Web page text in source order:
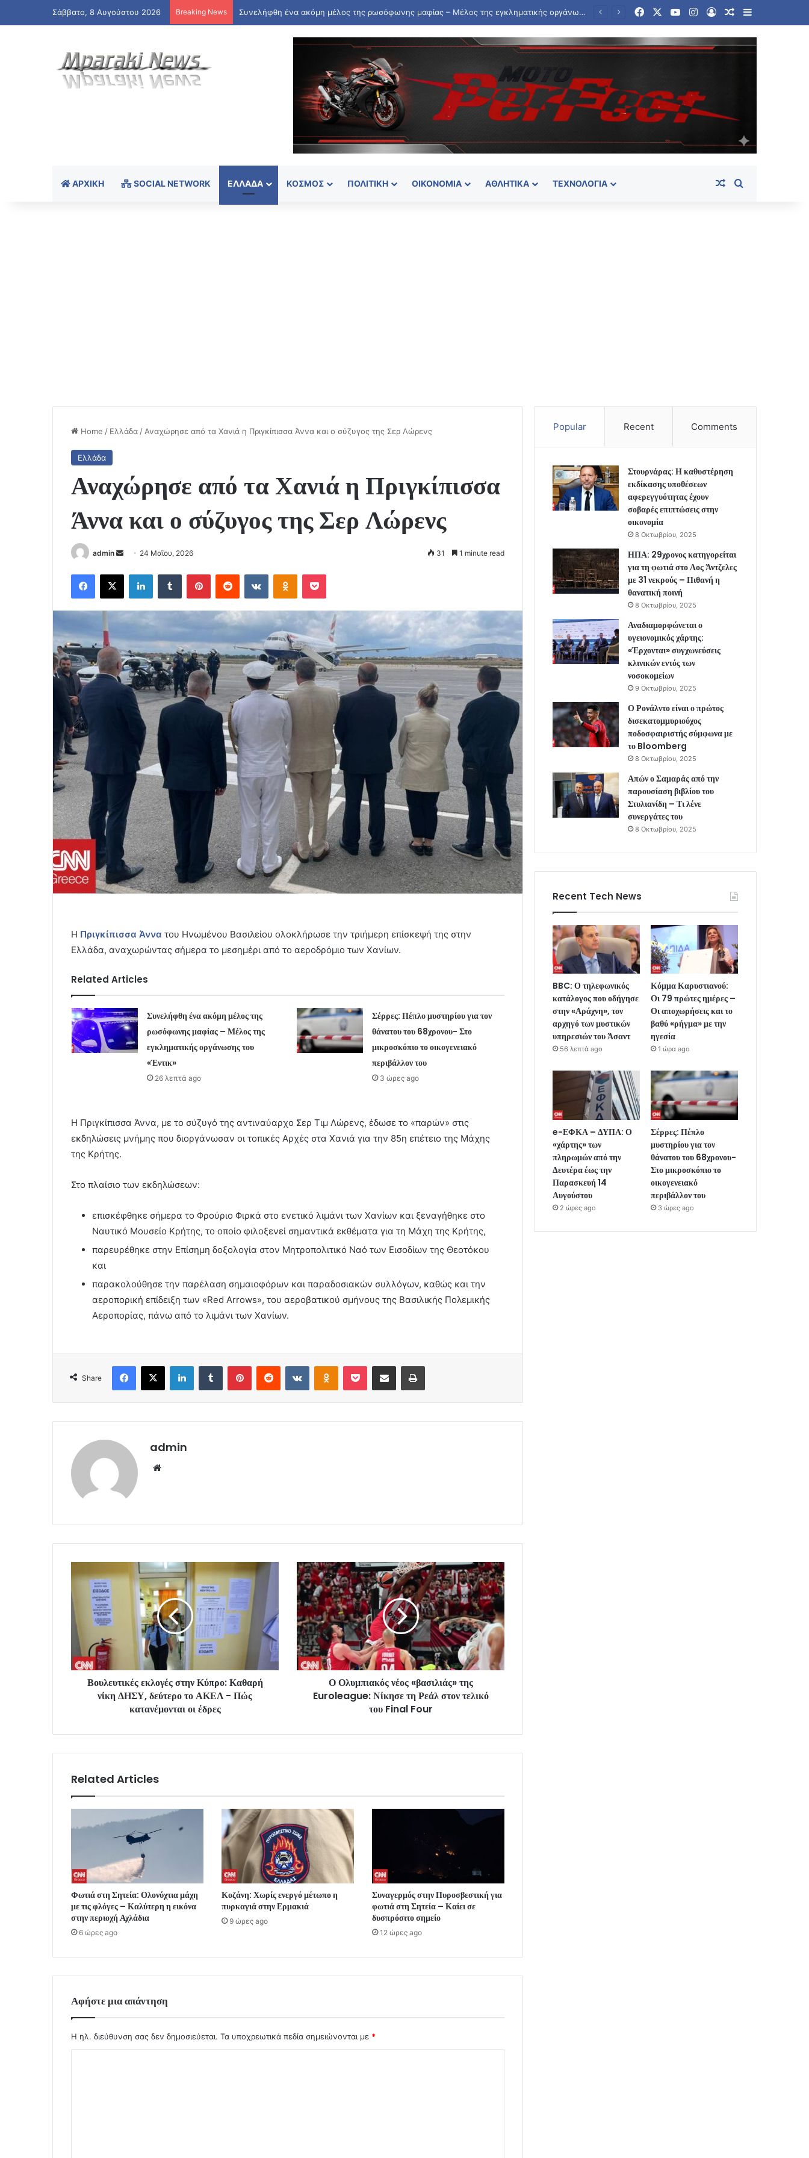
Σάββατο, 8 Αυγούστου 2026 Breaking News BBC: Ο τηλεφωνικός κατάλογος που οδήγησε στην «Αράχνη», τον αρχηγό των μυστικών υπηρεσιών του Άσαντ FacebookYouTubeInstagram
Log InRandom Article
Sidebar
ΑΡΧΙΚΉ SOCIAL NETWORK ΕΛΛΆΔΑ ΚΌΣΜΟΣ ΠΟΛΙΤΙΚΉ ΟΙΚΟΝΟΜΊΑ ΑΘΛΗΤΙΚΆ ΤΕΧΝΟΛΟΓΊΑ Random Article
Home / Ελλάδα / Αναχώρησε από τα Χανιά η Πριγκίπισσα Άννα και ο σύζυγος της Σερ Λώρενς
Ελλάδα
Αναχώρησε από τα Χανιά η Πριγκίπισσα
Άννα και ο σύζυγος της Σερ Λώρενς
admin
Send
email
24 Μαΐου, 2026 31 1 minute read
Facebook
X LinkedInTumblr PinterestReddit VKontakteOdnoklassniki
Pocket
Η Πριγκίπισσα Άννα του Ηνωμένου Βασιλείου ολοκλήρωσε την τριήμερη επίσκεψή της στην
Ελλάδα, αναχωρώντας σήμερα το μεσημέρι από το αεροδρόμιο των Χανίων.
Related Articles
Συνελήφθη ένα ακόμη μέλος της
ρωσόφωνης μαφίας – Μέλος της
εγκληματικής οργάνωσης του
«Έντικ»
26 λεπτά ago
Σέρρες: Πέπλο μυστηρίου για τον
θάνατου του 68χρονου- Στο
μικροσκόπιο το οικογενειακό
περιβάλλον του
3 ώρες ago
Η Πριγκίπισσα Άννα, με το σύζυγό της αντιναύαρχο Σερ Τιμ Λώρενς, έδωσε το «παρών» στις
εκδηλώσεις μνήμης που διοργάνωσαν οι τοπικές Αρχές στα Χανιά για την 85η επέτειο της Μάχης
της Κρήτης.
Στο πλαίσιο των εκδηλώσεων:
επισκέφθηκε σήμερα το Φρούριο Φιρκά στο ενετικό λιμάνι των Χανίων και ξεναγήθηκε στο
Ναυτικό Μουσείο Κρήτης, το οποίο φιλοξενεί σημαντικά εκθέματα για τη Μάχη της Κρήτης,
παρευρέθηκε στην Επίσημη δοξολογία στον Μητροπολιτικό Ναό των Εισοδίων της Θεοτόκου
και
παρακολούθησε την παρέλαση σημαιοφόρων και παραδοσιακών συλλόγων, καθώς και την
αεροπορική επίδειξη των «Red Arrows», του αεροβατικού σμήνους της Βασιλικής Πολεμικής
Αεροπορίας, πάνω από το λιμάνι των Χανίων.
Share
Facebook
X LinkedInTumblr PinterestReddit VKontakteOdnoklassniki
Pocket Share via Email Print
admin
Βουλευτικές εκλογές στην Κύπρο: Καθαρή
νίκη ΔΗΣΥ, δεύτερο το ΑΚΕΛ - Πώς
κατανέμονται οι έδρες
Ο Ολυμπιακός νέος «βασιλιάς» της
Euroleague: Νίκησε τη Ρεάλ στον τελικό
του Final Four
Related Articles
Φωτιά στη Σητεία: Ολονύχτια μάχη
με τις φλόγες – Καλύτερη η εικόνα
στην περιοχή Αχλάδια
6 ώρες ago
Κοζάνη: Χωρίς ενεργό μέτωπο η
πυρκαγιά στην Ερμακιά
9 ώρες ago
Συναγερμός στην Πυροσβεστική για
φωτιά στη Σητεία – Καίει σε
δυσπρόσιτο σημείο
12 ώρες ago
Αφήστε μια απάντηση
Η ηλ. διεύθυνση σας δεν δημοσιεύεται. Τα υποχρεωτικά πεδία σημειώνονται με *
Popular Recent Comments
Στουρνάρας: Η καθυστέρηση
εκδίκασης υποθέσεων
αφερεγγυότητας έχουν
σοβαρές επιπτώσεις στην
οικονομία
8 Οκτωβρίου, 2025
ΗΠΑ: 29χρονος κατηγορείται
για τη φωτιά στο Λος Άντζελες
με 31 νεκρούς – Πιθανή η
θανατική ποινή
8 Οκτωβρίου, 2025
Αναδιαμορφώνεται ο
υγειονομικός χάρτης:
«Έρχονται» συγχωνεύσεις
κλινικών εντός των
νοσοκομείων
9 Οκτωβρίου, 2025
Ο Ρονάλντο είναι ο πρώτος
δισεκατομμυριούχος
ποδοσφαιριστής σύμφωνα με
το Bloomberg
8 Οκτωβρίου, 2025
Απών ο Σαμαράς από την
παρουσίαση βιβλίου του
Στυλιανίδη – Τι λένε
συνεργάτες του
8 Οκτωβρίου, 2025
Recent Tech News
BBC: Ο τηλεφωνικός
κατάλογος που οδήγησε
στην «Αράχνη», τον
αρχηγό των μυστικών
υπηρεσιών του Άσαντ
56 λεπτά ago
Κόμμα Καρυστιανού:
Οι 79 πρώτες ημέρες –
Οι αποχωρήσεις και το
βαθύ «ρήγμα» με την
ηγεσία
1 ώρα ago
e-ΕΦΚΑ – ΔΥΠΑ: Ο
«χάρτης» των
πληρωμών από την
Δευτέρα έως την
Παρασκευή 14
Αυγούστου
2 ώρες ago
Σέρρες: Πέπλο
μυστηρίου για τον
θάνατου του 68χρονου-
Στο μικροσκόπιο το
οικογενειακό
περιβάλλον του
3 ώρες ago